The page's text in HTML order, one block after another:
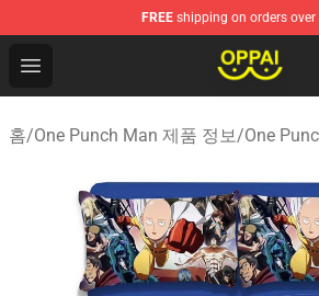
FREE shipping on orders over
Open menu
Oppai Store - Official Oppai
홈/One Punch Man 제품 정보/One